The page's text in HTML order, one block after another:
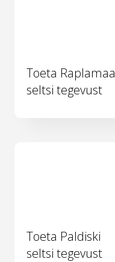
Toeta Raplamaa
seltsi tegevust
Toeta Paldiski
seltsi tegevust